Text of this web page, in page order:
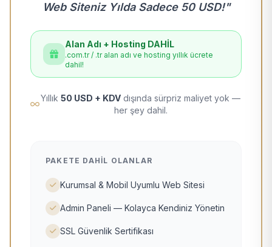
Web Siteniz Yılda Sadece 50 USD!"
Alan Adı + Hosting DAHİL
.com.tr / .tr alan adı ve hosting yıllık ücrete
dahil!
Yıllık 50 USD + KDV dışında sürpriz maliyet yok —
her şey dahil.
PAKETE DAHIL OLANLAR
Kurumsal & Mobil Uyumlu Web Sitesi
Admin Paneli — Kolayca Kendiniz Yönetin
SSL Güvenlik Sertifikası